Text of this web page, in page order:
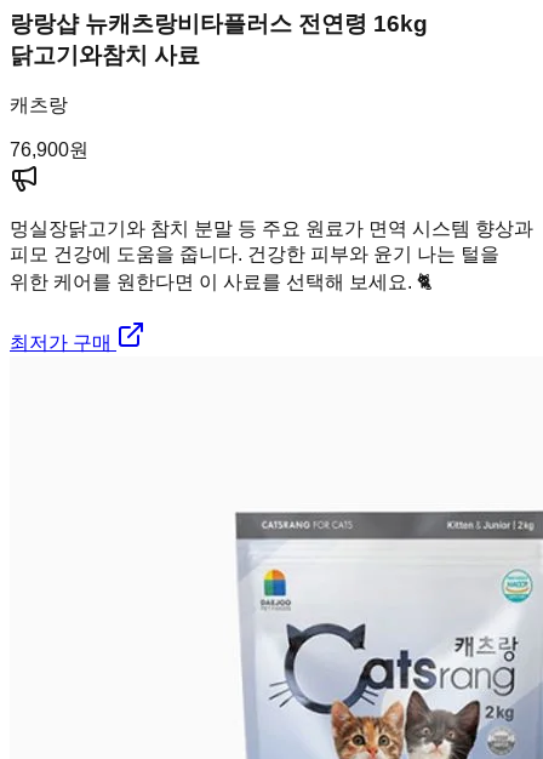
랑랑샵 뉴캐츠랑비타플러스 전연령 16kg
닭고기와참치 사료
캐츠랑
76,900원
멍실장닭고기와 참치 분말 등 주요 원료가 면역 시스템 향상과
피모 건강에 도움을 줍니다. 건강한 피부와 윤기 나는 털을
위한 케어를 원한다면 이 사료를 선택해 보세요. 🐈
최저가 구매